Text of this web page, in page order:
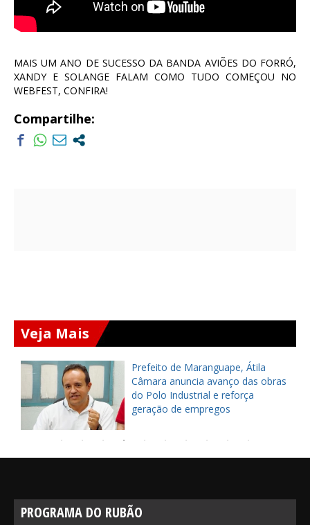
MAIS UM ANO DE SUCESSO DA BANDA AVIÕES DO FORRÓ,
XANDY E SOLANGE FALAM COMO TUDO COMEÇOU NO
WEBFEST, CONFIRA!
Compartilhe:
Veja Mais
Prefeito de Maranguape, Átila
Câmara anuncia avanço das obras
do Polo Industrial e reforça
geração de empregos
PROGRAMA DO RUBÃO